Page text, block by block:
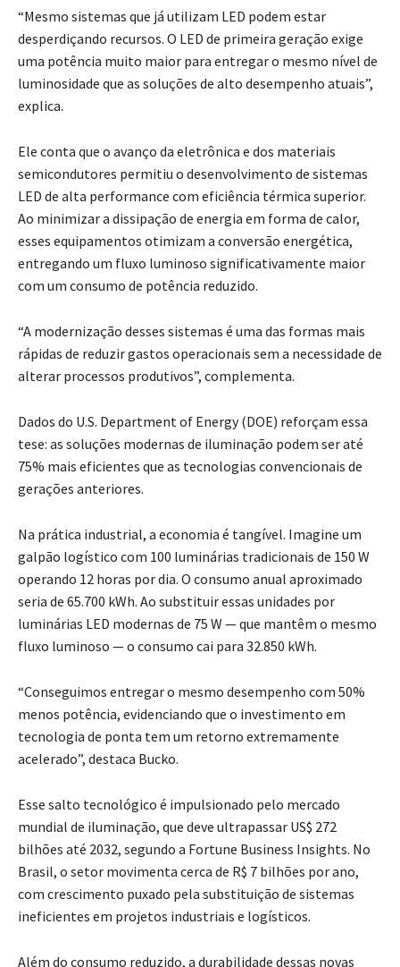
“Mesmo sistemas que já utilizam LED podem estar
desperdiçando recursos. O LED de primeira geração exige
uma potência muito maior para entregar o mesmo nível de
luminosidade que as soluções de alto desempenho atuais”,
explica.
Ele conta que o avanço da eletrônica e dos materiais
semicondutores permitiu o desenvolvimento de sistemas
LED de alta performance com eficiência térmica superior.
Ao minimizar a dissipação de energia em forma de calor,
esses equipamentos otimizam a conversão energética,
entregando um fluxo luminoso significativamente maior
com um consumo de potência reduzido.
“A modernização desses sistemas é uma das formas mais
rápidas de reduzir gastos operacionais sem a necessidade de
alterar processos produtivos”, complementa.
Dados do U.S. Department of Energy (DOE) reforçam essa
tese: as soluções modernas de iluminação podem ser até
75% mais eficientes que as tecnologias convencionais de
gerações anteriores.
Na prática industrial, a economia é tangível. Imagine um
galpão logístico com 100 luminárias tradicionais de 150 W
operando 12 horas por dia. O consumo anual aproximado
seria de 65.700 kWh. Ao substituir essas unidades por
luminárias LED modernas de 75 W — que mantêm o mesmo
fluxo luminoso — o consumo cai para 32.850 kWh.
“Conseguimos entregar o mesmo desempenho com 50%
menos potência, evidenciando que o investimento em
tecnologia de ponta tem um retorno extremamente
acelerado”, destaca Bucko.
Esse salto tecnológico é impulsionado pelo mercado
mundial de iluminação, que deve ultrapassar US$ 272
bilhões até 2032, segundo a Fortune Business Insights. No
Brasil, o setor movimenta cerca de R$ 7 bilhões por ano,
com crescimento puxado pela substituição de sistemas
ineficientes em projetos industriais e logísticos.
Além do consumo reduzido, a durabilidade dessas novas